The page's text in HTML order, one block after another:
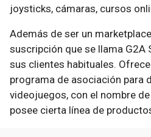
joysticks, cámaras, cursos
Además de ser un
suscripción que se llama G2A
sus clientes habituales.
programa de asociación para
videojuegos, con el nombre
posee cierta línea de